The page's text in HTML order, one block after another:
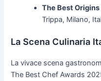
The Best
Trippa, Milano,
La Scena Culinaria
La vivace scena
The Best Chef Awards